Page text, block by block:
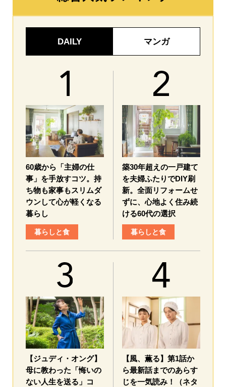
DAILY マンガ
60歳から「主婦の仕
事」を手放すコツ。持
ち物も家事もスリムダ
ウンして心が軽くなる
暮らし
暮らしと食
築30年超えの一戸建て
を夫婦ふたりでDIY刷
新。全面リフォームせ
ずに、心地よく住み続
ける60代の選択
暮らしと食
【ジュディ・オング】
母に教わった「悔いの
ない人生を送る」コ
【風、薫る】第1話か
ら最新話までのあらす
じを一気読み！（ネタ